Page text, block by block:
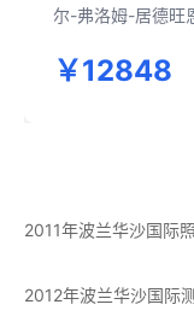
尔-弗洛姆-居德旺
波茨南-华沙-克
￥12848
2011年波兰华沙国际
2012年波兰华沙国际